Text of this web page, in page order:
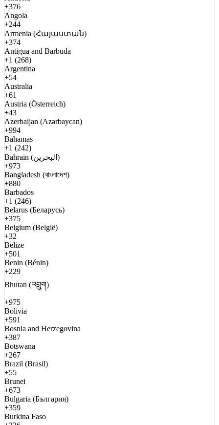
+376
Angola
+244
Armenia (Հայաստան)
+374
Antigua and Barbuda
+1 (268)
Argentina
+54
Australia
+61
Austria (Österreich)
+43
Azerbaijan (Azərbaycan)
+994
Bahamas
+1 (242)
Bahrain (البحرين)
+973
Bangladesh (বাংলাদেশ)
+880
Barbados
+1 (246)
Belarus (Беларусь)
+375
Belgium (België)
+32
Belize
+501
Benin (Bénin)
+229
Bhutan (འབྲུག)
+975
Bolivia
+591
Bosnia and Herzegovina
+387
Botswana
+267
Brazil (Brasil)
+55
Brunei
+673
Bulgaria (България)
+359
Burkina Faso